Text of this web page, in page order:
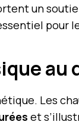
un
pour
au
Les
et